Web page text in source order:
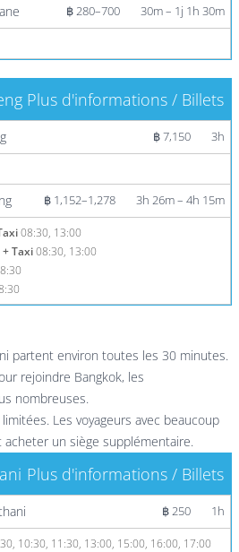
฿ 280–700 30m – 1j 1h 30m
Plus d'informations / Billets
฿ 7,150 3h
฿ 1,152–1,278 3h 26m – 4h 15m
08:30, 13:00
Taxi08:30, 13:00
partent environ toutes les 30 minutes.
rejoindre Bangkok, les
nombreuses.
Les voyageurs avec beaucoup
acheter un siège supplémentaire.
Plus d'informations / Billets
฿ 250 1h
10:30, 11:30, 13:00, 15:00, 16:00, 17:00